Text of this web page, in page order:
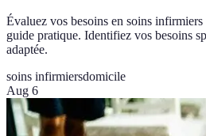
Évaluez vos besoins en soins
guide pratique. Identifiez vos besoins
adaptée.
soins infirmiersdomicile
Aug 6